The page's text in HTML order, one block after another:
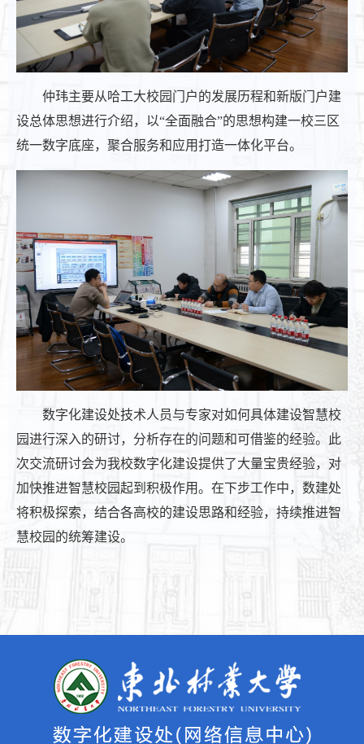
仲玮主要从哈工大校园门户的发展历程和新版门户建
设总体思想进行介绍，以“全面融合”的思想构建一校三区
统一数字底座，聚合服务和应用打造一体化平台。
数字化建设处技术人员与专家对如何具体建设智慧校
园进行深入的研讨，分析存在的问题和可借鉴的经验。此
次交流研讨会为我校数字化建设提供了大量宝贵经验，对
加快推进智慧校园起到积极作用。在下步工作中，数建处
将积极探索，结合各高校的建设思路和经验，持续推进智
慧校园的统筹建设。